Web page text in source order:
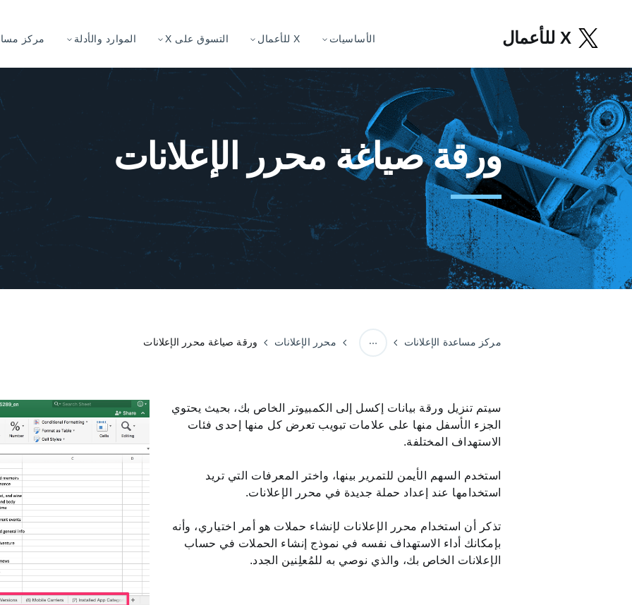
X للأعمال الأساسيات X للأعمال التسوق على X الموارد والأدلة مركز
ورقة صياغة محرر الإعلانات
مركز مساعدة الإعلانات محرر الإعلانات ورقة صياغة محرر الإعلانات
سيتم تنزيل ورقة بيانات إكسل إلى الكمبيوتر الخاص بك، بحيث يحتوي
الجزء الأسفل منها على علامات تبويب تعرض كل منها إحدى فئات
الاستهداف المختلفة.
استخدم السهم الأيمن للتمرير بينها، واختر المعرفات التي تريد
استخدامها عند إعداد حملة جديدة في محرر الإعلانات.
تذكر أن استخدام محرر الإعلانات لإنشاء حملات هو أمر اختياري، وأنه
بإمكانك أداء الاستهداف نفسه في نموذج إنشاء الحملات في حساب
الإعلانات الخاص بك، والذي نوصي به للمُعلِنين الجدد.